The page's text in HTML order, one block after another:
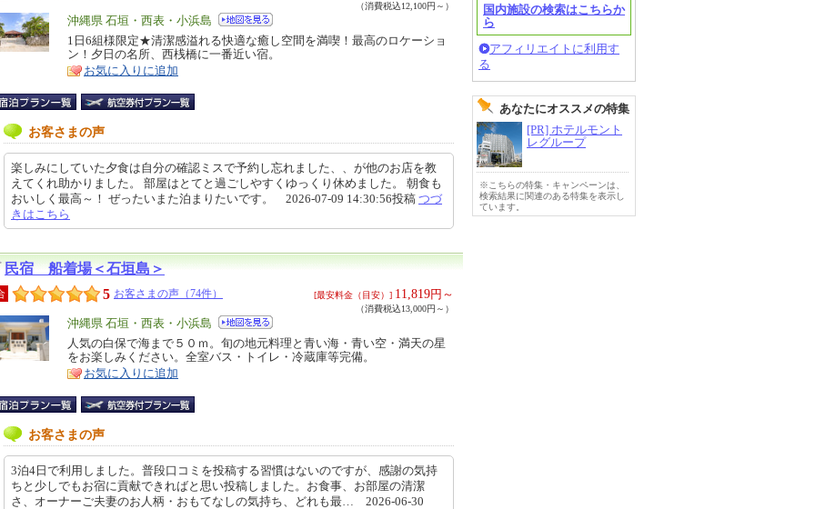
（消費税込12,100円～）
エ
リ
ア
沖縄県 石垣・西表・小浜島
特
徴
1日6組様限定★清潔感溢れる快適な癒し空間を満喫！最高のロケーショ
ン！夕日の名所、西桟橋に一番近い宿。
お気に入りに追加
お客さまの声
楽しみにしていた夕食は自分の確認ミスで予約し忘れました、、が他のお店を教
えてくれ助かりました。 部屋はとてと過ごしやすくゆっくり休めました。 朝食も
おいしく最高～！ ぜったいまた泊まりたいです。 2026-07-09 14:30:56投稿 つづ
きはこちら
民宿 船着場＜石垣島＞
5 お客さまの声（74件） [最安料金（目安）] 11,819円～
（消費税込13,000円～）
エ
リ
ア
沖縄県 石垣・西表・小浜島
特
徴
人気の白保で海まで５０ｍ。旬の地元料理と青い海・青い空・満天の星
をお楽しみください。全室バス・トイレ・冷蔵庫等完備。
お気に入りに追加
お客さまの声
3泊4日で利用しました。普段口コミを投稿する習慣はないのですが、感謝の気持
ちと少しでもお宿に貢献できればと思い投稿しました。お食事、お部屋の清潔
さ、オーナーご夫妻のお人柄・おもてなしの気持ち、どれも最… 2026-06-30
国内施設の検索はこちらか
ら
アフィリエイトに利用す
る
あなたにオススメの特集
[PR] ホテルモント
レグループ
※こちらの特集・キャンペーンは、
検索結果に関連のある特集を表示し
ています。